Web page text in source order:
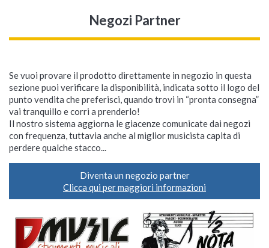
Negozi Partner
Se vuoi provare il prodotto direttamente in negozio in questa
sezione puoi verificare la disponibilità, indicata sotto il logo del
punto vendita che preferisci, quando trovi in “pronta consegna”
vai tranquillo e corri a prenderlo!
Il nostro sistema aggiorna le giacenze comunicate dai negozi
con frequenza, tuttavia anche al miglior musicista capita di
perdere qualche stacco...
Diventa un negozio partner
Clicca qui per maggiori informazioni